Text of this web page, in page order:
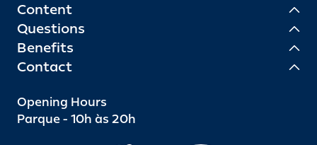
Content
Questions
Benefits
Contact
Opening Hours
Parque - 10h às 20h